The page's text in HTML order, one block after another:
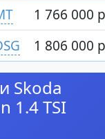
1 766 000
1 806 000
Skoda
1.4 TSI